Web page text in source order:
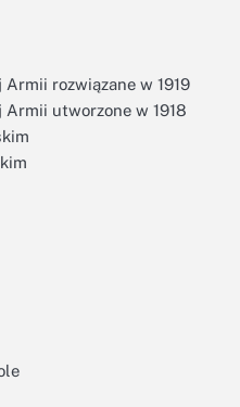
rozwiązane w 1919
Armii utworzone w 1918